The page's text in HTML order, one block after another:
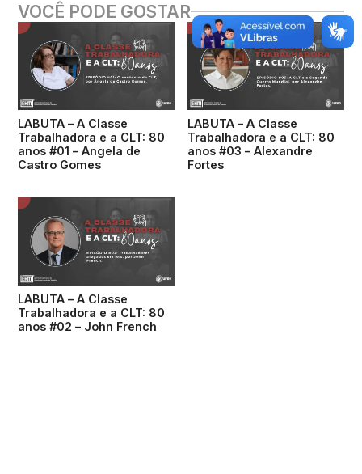
VOCÊ PODE GOSTAR
LABUTA – A Classe
Trabalhadora e a CLT: 80
anos #01 – Angela de
Castro Gomes
LABUTA – A Classe
Trabalhadora e a CLT: 80
anos #03 – Alexandre
Fortes
LABUTA – A Classe
Trabalhadora e a CLT: 80
anos #02 – John French